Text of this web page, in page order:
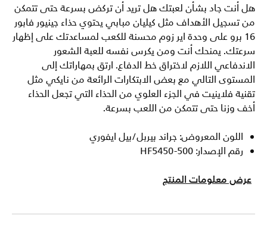
هل أنت جاد بشأن لعبتك هل تريد أن تركض بسرعة حتى تتمكن
من تسجيل الأهداف مثل كيليان مبابي يحتوي حذاء جينيور فابور
16 برو على وحدة اير زوم محسنة للكعب لمساعدتك على إظهار
سرعتك. يمنحك أنت ومن يكرس نفسه للعبة الشعور
الاندفاعي اللازم لاختراق خط الدفاع. ارتق بمهاراتك إلى
المستوى التالي مع بعض الابتكارات الرائعة من نايكي مثل
تقنية فلاينيت في الجزء العلوي من الحذاء التي تجعل الحذاء
أخف وزنا حتى تتمكن من اللعب بسرعة.
اللون المعروض: جراند بيربل/بيل ايفوري
رقم الإصدار: HF5450-500
عرض معلومات المنتج